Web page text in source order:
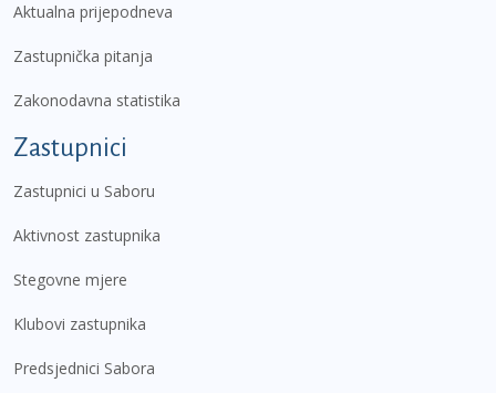
Aktualna prijepodneva
Zastupnička pitanja
Zakonodavna statistika
Zastupnici
Zastupnici u Saboru
Aktivnost zastupnika
Stegovne mjere
Klubovi zastupnika
Predsjednici Sabora